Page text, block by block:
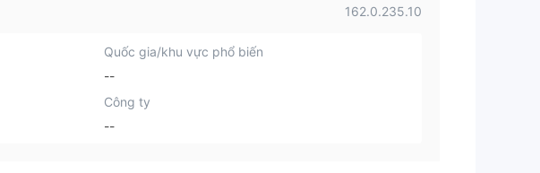
162.0.235.10
Quốc gia/khu vực phổ biến
--
Công ty
--